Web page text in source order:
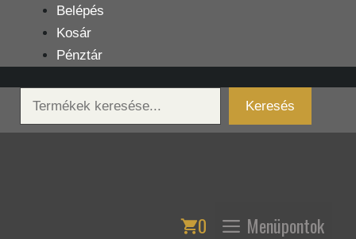
tartalomba
Belépés
Kosár
Pénztár
Keresés
Keresés
0 Menüpontok